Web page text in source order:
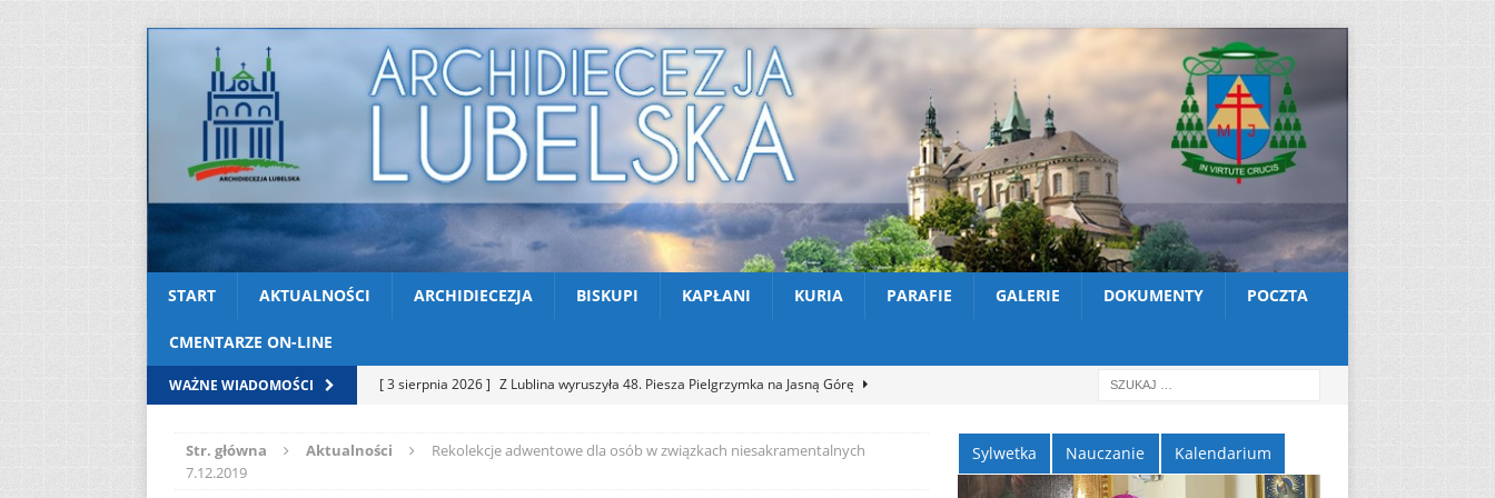
START AKTUALNOŚCI ARCHIDIECEZJA BISKUPI KAPŁANI KURIA PARAFIE GALERIE DOKUMENTY POCZTA
CMENTARZE ON-LINE
WAŻNE WIADOMOŚCI [ 3 sierpnia 2026 ] Z Lublina wyruszyła 48. Piesza Pielgrzymka na Jasną Górę
[ 2 sierpnia 2026 ] Nekrologi: śp. Jerzy Gasperski
AKTUALNOŚCI
Str. główna Aktualności
Rekolekcje adwentowe dla osób w związkach niesakramentalnych
7.12.2019
Sylwetka Nauczanie Kalendarium